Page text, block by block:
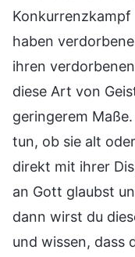
haben
ihren
diese Art von
geringerem
tun, ob sie alt
direkt mit ihrer
an Gott glaubst
dann wirst du
und wissen, dass